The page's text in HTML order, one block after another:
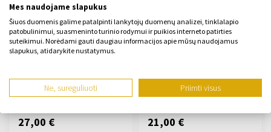
Britney Spears Fantasy
Sheer Tualetinis vanduo
100ml - Tualetinis vanduo -
Moterys
Yra sandėlyje
27,00 €
Britney Spears Fantasy
Midnight Parfumuotas
vanduo - testeris
Yra sandėlyje
21,00 €
Mes naudojame slapukus
Šiuos duomenis galime patalpinti lankytojų duomenų analizei, tinklalapio
patobulinimui, suasmeninto turinio rodymui ir puikios interneto patirties
suteikimui. Norėdami gauti daugiau informacijos apie mūsų naudojamus
slapukus, atidarykite nustatymus.
Ne, sureguliuoti Priimti visus